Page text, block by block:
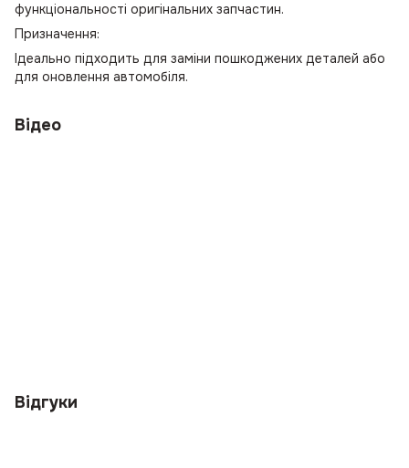
функціональності оригінальних запчастин.
Призначення:
Ідеально підходить для заміни пошкоджених деталей або
для оновлення автомобіля.
Відео
Відгуки